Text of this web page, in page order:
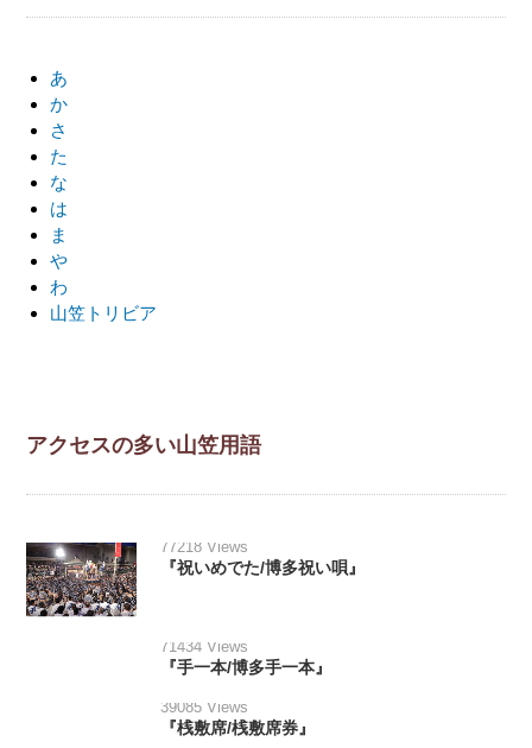
あ
か
さ
た
な
は
ま
や
わ
山笠トリビア
アクセスの多い山笠用語
77218 Views
『祝いめでた/博多祝い唄』
71434 Views
『手一本/博多手一本』
39085 Views
『桟敷席/桟敷席券』